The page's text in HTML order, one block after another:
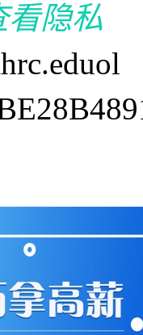
看隐私